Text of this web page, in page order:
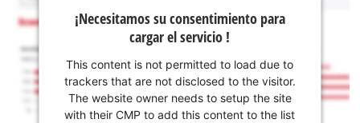
¡Necesitamos su consentimiento para
cargar el servicio !
This content is not permitted to load due to
trackers that are not disclosed to the visitor.
The website owner needs to setup the site
with their CMP to add this content to the list